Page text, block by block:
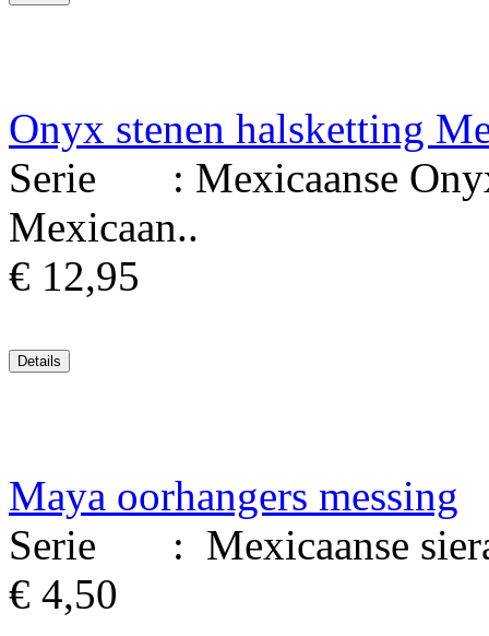
Onyx stenen halsketting
Serie : Mexicaanse
Mexicaan..
€ 12,95
Maya oorhangers messing
Serie : Mexicaanse
€ 4,50